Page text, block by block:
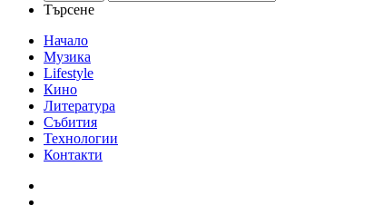
Търсене
Начало
Музика
Lifestyle
Кино
Литература
Събития
Технологии
Контакти